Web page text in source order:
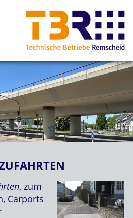
, zum
Carports